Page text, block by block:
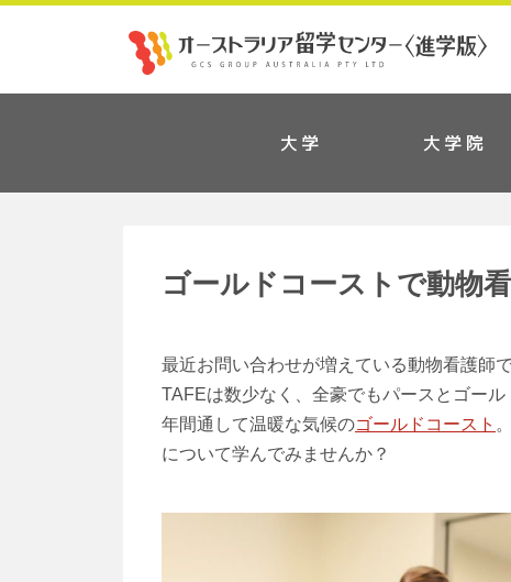
大学 大学院
ゴールドコーストで動物
最近お問い合わせが増えている動物看護師
TAFEは数少なく、全豪でもパースとゴール
年間通して温暖な気候のゴールドコースト
について学んでみませんか？